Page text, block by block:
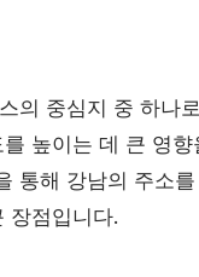
의 중심지 중 하나
높이는 데 큰 영향
통해 강남의 주소
장점입니다.